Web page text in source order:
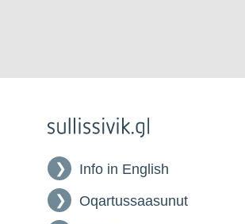
Info in English
Oqartussaasunut